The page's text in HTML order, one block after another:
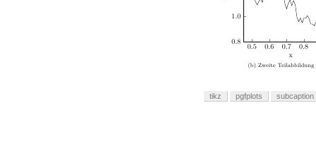
tikz pgfplots subcaption